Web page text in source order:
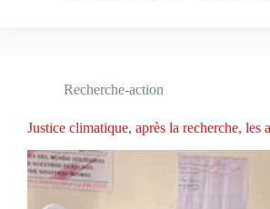
Recherche-action
Justice climatique, après la recherche, les